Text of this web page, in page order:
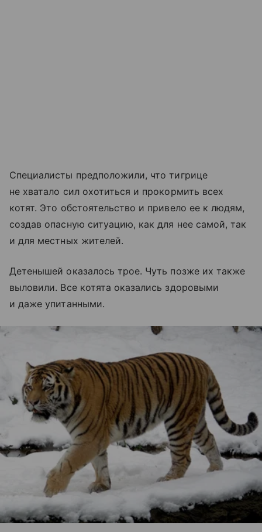
Специалисты предположили, что тигрице
не хватало сил охотиться и прокормить всех
котят. Это обстоятельство и привело ее к людям,
создав опасную ситуацию, как для нее самой, так
и для местных жителей.
Детенышей оказалось трое. Чуть позже их также
выловили. Все котята оказались здоровыми
и даже упитанными.